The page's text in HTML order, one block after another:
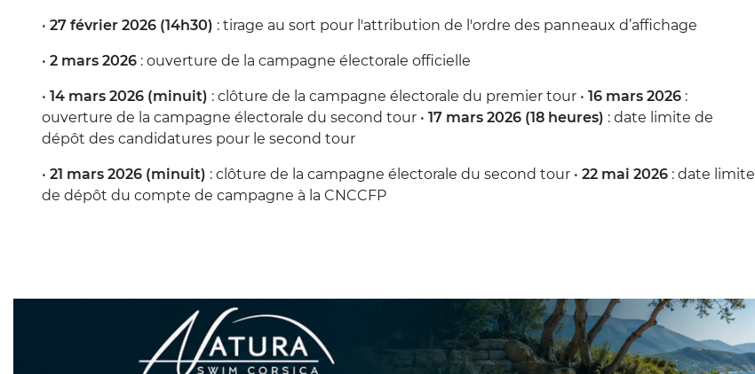
• 27 février 2026 (14h30) : tirage au sort pour l'attribution de l'ordre des panneaux d’affichage
• 2 mars 2026 : ouverture de la campagne électorale officielle
• 14 mars 2026 (minuit) : clôture de la campagne électorale du premier tour • 16 mars 2026 :
ouverture de la campagne électorale du second tour • 17 mars 2026 (18 heures) : date limite de
dépôt des candidatures pour le second tour
• 21 mars 2026 (minuit) : clôture de la campagne électorale du second tour • 22 mai 2026 : date limite
de dépôt du compte de campagne à la CNCCFP